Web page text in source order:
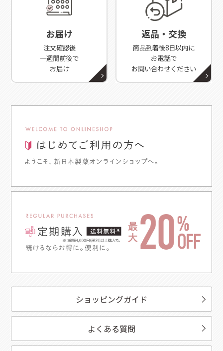
お届け
注文確認後
一週間前後で
お届け
返品・交換
商品到着後8日以内に
お電話で
お問い合わせください
ショッピングガイド
よくある質問